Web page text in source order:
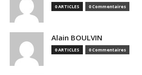
0 ARTICLES 0 Commentaires
Alain BOULVIN
0 ARTICLES 0 Commentaires